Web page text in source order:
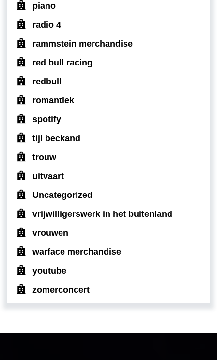
piano
radio 4
rammstein merchandise
red bull racing
redbull
romantiek
spotify
tijl beckand
trouw
uitvaart
Uncategorized
vrijwilligerswerk in het buitenland
vrouwen
warface merchandise
youtube
zomerconcert